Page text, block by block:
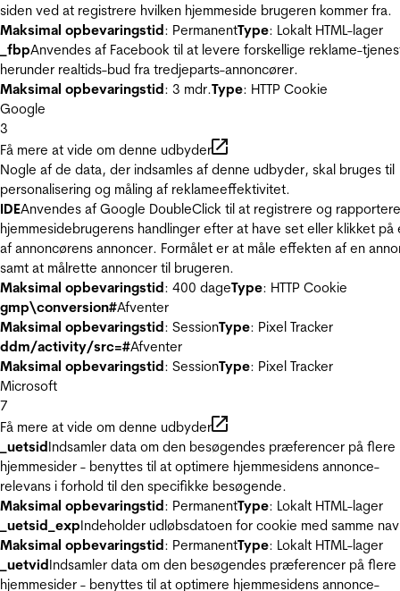
siden ved at registrere hvilken hjemmeside brugeren kommer fra.
Maksimal opbevaringstid: PermanentType: Lokalt HTML-lager
_fbpAnvendes af Facebook til at levere forskellige reklame-
herunder realtids-bud fra tredjeparts-annoncører.
Maksimal opbevaringstid: 3 mdr.Type: HTTP Cookie
Google
3
Få mere at vide om denne udbyder
Nogle af de data, der indsamles af denne udbyder, skal bruges til
personalisering og måling af reklameeffektivitet.
IDEAnvendes af Google DoubleClick til at registrere og
hjemmesidebrugerens handlinger efter at have set eller klikket på
af annoncørens annoncer. Formålet er at måle effekten af en
samt at målrette annoncer til brugeren.
Maksimal opbevaringstid: 400 dageType: HTTP Cookie
gmp\conversion#Afventer
Maksimal opbevaringstid: SessionType: Pixel Tracker
ddm/activity/src=#Afventer
Maksimal opbevaringstid: SessionType: Pixel Tracker
Microsoft
7
Få mere at vide om denne udbyder
_uetsidIndsamler data om den besøgendes præferencer på flere
hjemmesider - benyttes til at optimere hjemmesidens annonce-
relevans i forhold til den specifikke besøgende.
Maksimal opbevaringstid: PermanentType: Lokalt HTML-lager
_uetsid_expIndeholder udløbsdatoen for cookie med samme
Maksimal opbevaringstid: PermanentType: Lokalt HTML-lager
_uetvidIndsamler data om den besøgendes præferencer på flere
hjemmesider - benyttes til at optimere hjemmesidens annonce-